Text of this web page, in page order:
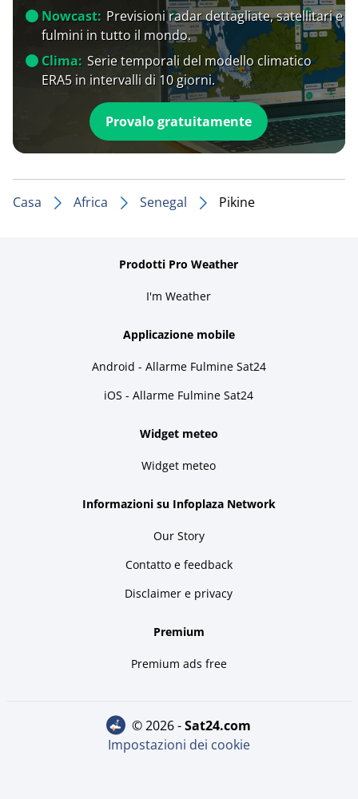
Nowcast: Previsioni radar dettagliate, satellitari e
fulmini in tutto il mondo.
Clima: Serie temporali del modello climatico
ERA5 in intervalli di 10 giorni.
Provalo gratuitamente
Casa Africa Senegal Pikine
Prodotti Pro Weather
I'm Weather
Applicazione mobile
Android - Allarme Fulmine Sat24
iOS - Allarme Fulmine Sat24
Widget meteo
Widget meteo
Informazioni su Infoplaza Network
Our Story
Contatto e feedback
Disclaimer e privacy
Premium
Premium ads free
© 2026 - sat24.com
Impostazioni dei cookie